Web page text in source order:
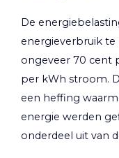
De
energieverbruik
ongeveer 70 cent
per kWh stroom.
een heffing
energie werden
onderdeel uit van